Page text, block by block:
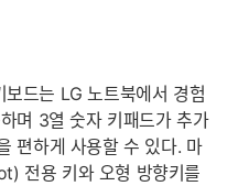
드는 LG 노트북에서 경험
며 3열 숫자 키패드가 추가
편하게 사용할 수 있다. 마
전용 키와 오형 방향키를